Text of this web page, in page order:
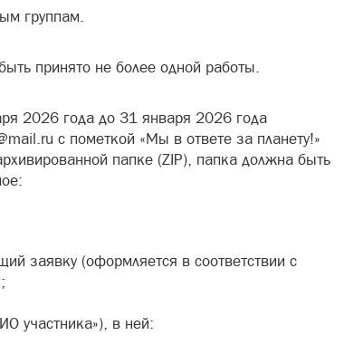
группам.
принято не более одной работы.
2026 года до 31 января 2026 года
с пометкой «Мы в ответе за планету!»
папке (ZIP), папка должна быть
заявку (оформляется в соответствии с
участника»), в ней: